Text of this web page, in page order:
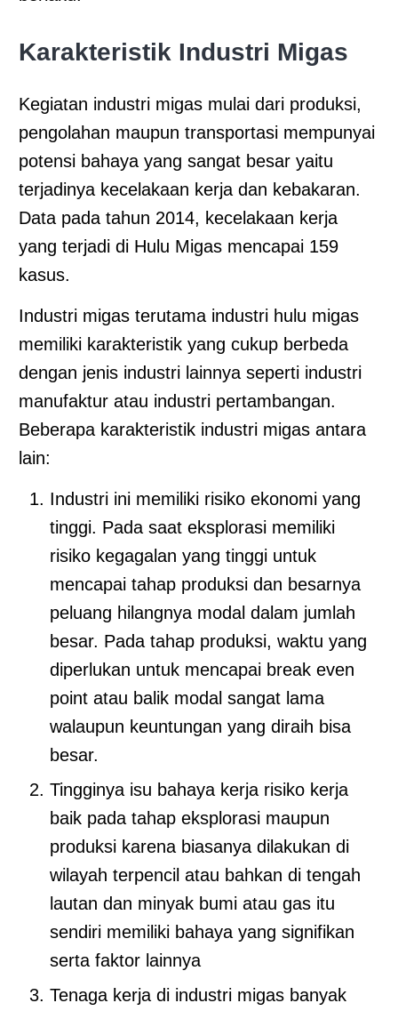
Karakteristik Industri Migas
Kegiatan industri migas mulai dari produksi,
pengolahan maupun transportasi mempunyai
potensi bahaya yang sangat besar yaitu
terjadinya kecelakaan kerja dan kebakaran.
Data pada tahun 2014, kecelakaan kerja
yang terjadi di Hulu Migas mencapai 159
kasus.
Industri migas terutama industri hulu migas
memiliki karakteristik yang cukup berbeda
dengan jenis industri lainnya seperti industri
manufaktur atau industri pertambangan.
Beberapa karakteristik industri migas antara
lain:
Industri ini memiliki risiko ekonomi yang
tinggi. Pada saat eksplorasi memiliki
risiko kegagalan yang tinggi untuk
mencapai tahap produksi dan besarnya
peluang hilangnya modal dalam jumlah
besar. Pada tahap produksi, waktu yang
diperlukan untuk mencapai break even
point atau balik modal sangat lama
walaupun keuntungan yang diraih bisa
besar.
Tingginya isu bahaya kerja risiko kerja
baik pada tahap eksplorasi maupun
produksi karena biasanya dilakukan di
wilayah terpencil atau bahkan di tengah
lautan dan minyak bumi atau gas itu
sendiri memiliki bahaya yang signifikan
serta faktor lainnya
Tenaga kerja di industri migas banyak